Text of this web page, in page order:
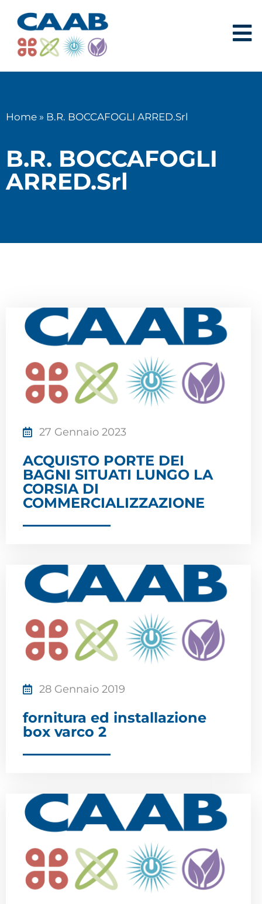
Home » B.R. BOCCAFOGLI ARRED.Srl
B.R. BOCCAFOGLI
ARRED.Srl
27 Gennaio 2023
ACQUISTO PORTE DEI
BAGNI SITUATI LUNGO LA
CORSIA DI
COMMERCIALIZZAZIONE
28 Gennaio 2019
fornitura ed installazione
box varco 2